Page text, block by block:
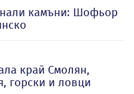
камъни: Шофьор
край Смолян,
горски и ловци